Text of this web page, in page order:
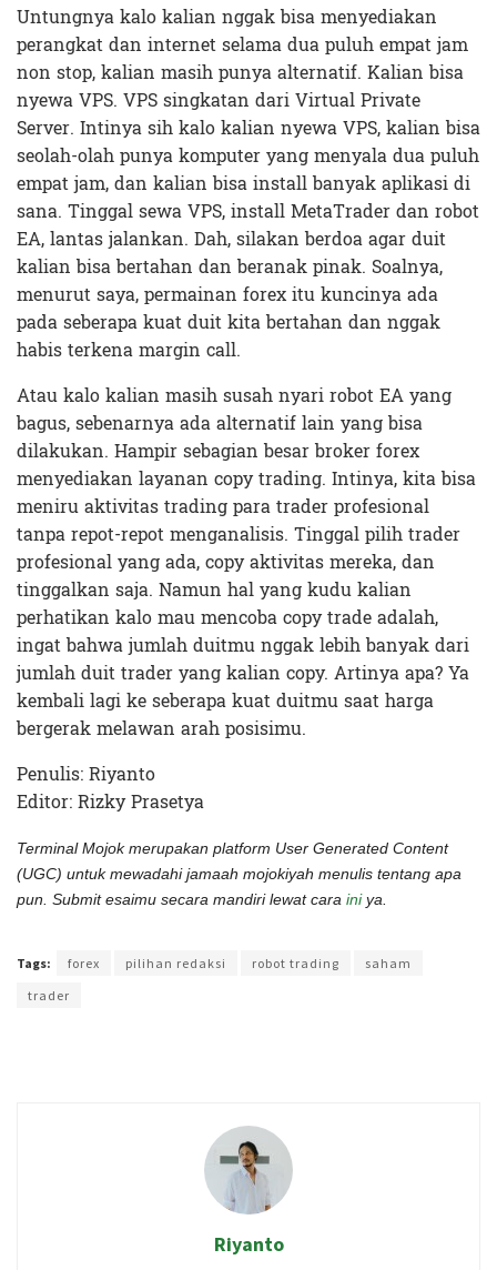
Untungnya kalo kalian nggak bisa menyediakan
perangkat dan internet selama dua puluh empat jam
non stop, kalian masih punya alternatif. Kalian bisa
nyewa VPS. VPS singkatan dari Virtual Private
Server. Intinya sih kalo kalian nyewa VPS, kalian bisa
seolah-olah punya komputer yang menyala dua puluh
empat jam, dan kalian bisa install banyak aplikasi di
sana. Tinggal sewa VPS, install MetaTrader dan robot
EA, lantas jalankan. Dah, silakan berdoa agar duit
kalian bisa bertahan dan beranak pinak. Soalnya,
menurut saya, permainan forex itu kuncinya ada
pada seberapa kuat duit kita bertahan dan nggak
habis terkena margin call.
Atau kalo kalian masih susah nyari robot EA yang
bagus, sebenarnya ada alternatif lain yang bisa
dilakukan. Hampir sebagian besar broker forex
menyediakan layanan copy trading. Intinya, kita bisa
meniru aktivitas trading para trader profesional
tanpa repot-repot menganalisis. Tinggal pilih trader
profesional yang ada, copy aktivitas mereka, dan
tinggalkan saja. Namun hal yang kudu kalian
perhatikan kalo mau mencoba copy trade adalah,
ingat bahwa jumlah duitmu nggak lebih banyak dari
jumlah duit trader yang kalian copy. Artinya apa? Ya
kembali lagi ke seberapa kuat duitmu saat harga
bergerak melawan arah posisimu.
Penulis: Riyanto
Editor: Rizky Prasetya
Terminal Mojok merupakan platform User Generated Content
(UGC) untuk mewadahi jamaah mojokiyah menulis tentang apa
pun. Submit esaimu secara mandiri lewat cara iniya.
Tags: forex pilihan redaksi robot trading
saham
trader
Riyanto